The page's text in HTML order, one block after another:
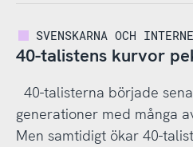
SVENSKARNA OCH
40-talistens kurvor
40-talisterna började
generationer med många
Men samtidigt ökar 40-